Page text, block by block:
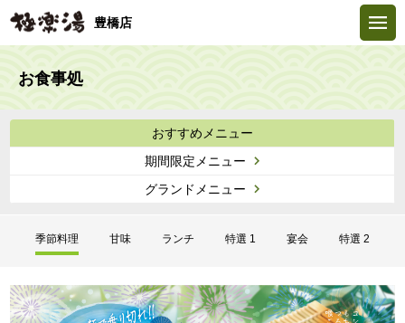
豊橋店
お食事処
おすすめメニュー
期間限定メニュー
グランドメニュー
季節料理 甘味 ランチ 特選 1 宴会 特選 2